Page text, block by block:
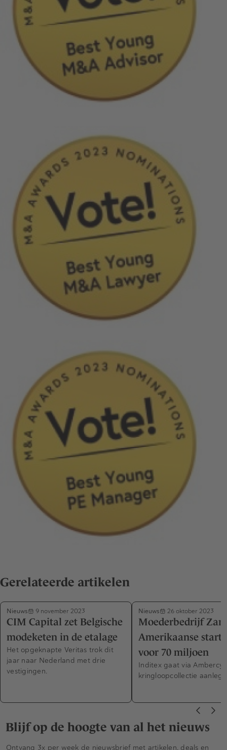
Gerelateerde artikelen
Nieuws 9 november 2023
CIM Capital zet Belgische
modeketen in de etalage
Het opgeknapte Veritas trok dit
jaar naar Nederland met drie
vestigingen.
Nieuws 26 oktober 2023
Moederbedrijf
Amerikaanse start-
voor 70 miljoen
Inditex gaat via
kringloopcollectie
Blijf op de hoogte van al het nieuws
Ontvang 3x per week de nieuwsbrief met artikelen, deals en